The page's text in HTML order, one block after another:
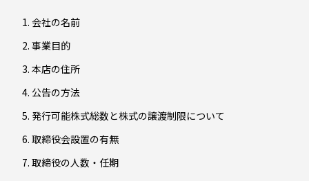
会社の名前
事業目的
本店の住所
公告の方法
発行可能株式総数と株式の譲渡制限について
取締役会設置の有無
取締役の人数・任期